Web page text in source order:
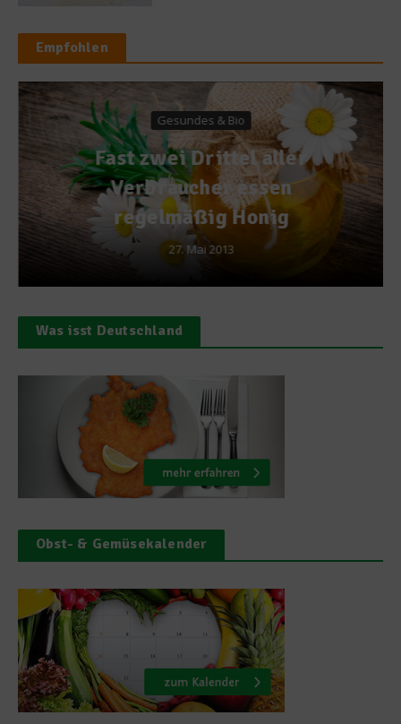
Empfohlen
Gesundes & Bio
Fast zwei Drittel aller
Verbraucher essen
regelmäßig Honig
27. Mai 2013
Was isst Deutschland
Obst- & Gemüsekalender